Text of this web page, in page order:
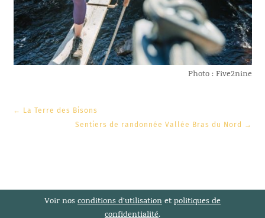
Photo : Five2nine
←
La Terre des Bisons
Sentiers de randonnée Vallée Bras du Nord
→
Voir nosconditions d’utilisationetpolitiques de
confidentialité.